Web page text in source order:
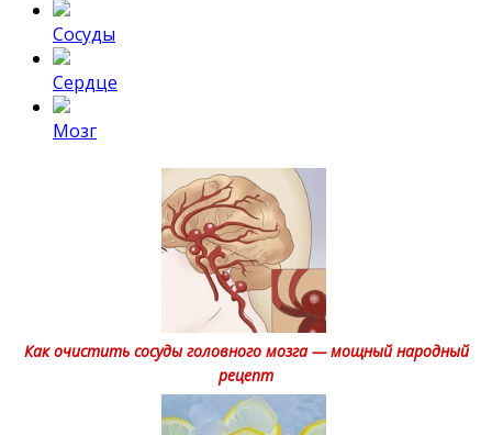
Сосуды
Сердце
Мозг
Как очистить сосуды головного мозга — мощный народный
рецепт